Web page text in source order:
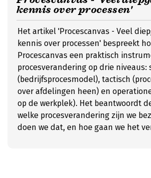
kennis over processen'
Het artikel 'Procescanvas - Veel
kennis over processen' bespreekt
Procescanvas een praktisch
procesverandering op drie niveaus:
(bedrijfsprocesmodel), tactisch
over afdelingen heen) en
op de werkplek). Het beantwoordt
welke procesverandering zijn we
doen we dat, en hoe gaan we het